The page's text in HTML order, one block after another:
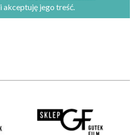
i akceptuję jego treść.